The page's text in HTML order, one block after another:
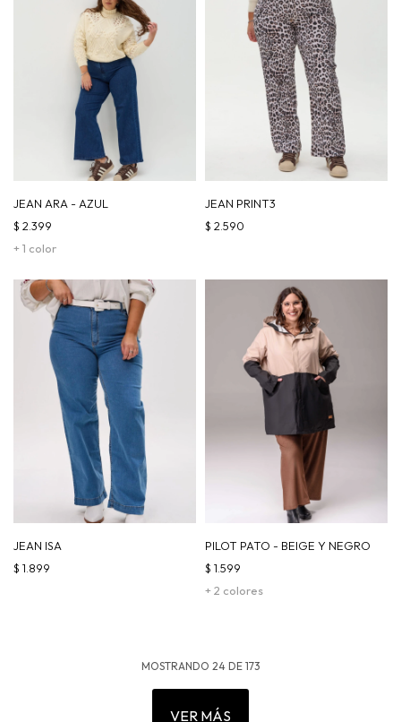
JEAN ARA - AZUL
+ 1 color
$ 2.399
JEAN PRINT3
$ 2.590
JEAN ISA
$ 1.899
PILOT PATO - BEIGE Y NEGRO
+ 2 colores
$ 1.599
MOSTRANDO 24DE 173
VER MÁS